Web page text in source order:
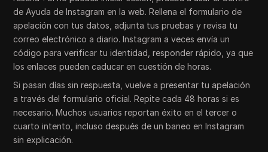
de Ayuda de Instagram en la web. Rellena el formulario de
apelación con tus datos, adjunta tus pruebas y revisa tu
correo electrónico a diario. Instagram a veces envía un
código para verificar tu identidad, responder rápido, ya que
los enlaces pueden caducar en cuestión de horas.
Si pasan días sin respuesta, vuelve a presentar tu apelación
a través del formulario oficial. Repite cada 48 horas si es
necesario. Muchos usuarios reportan éxito en el tercer o
cuarto intento, incluso después de un baneo en Instagram
sin explicación.